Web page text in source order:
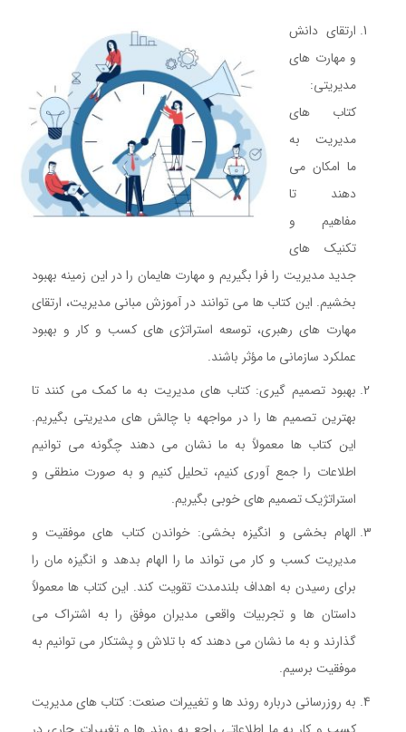
ارتقای دانش
و مهارت های
مدیریتی:
کتاب های
مدیریت به
ما امکان می
دهند تا
مفاهیم و
تکنیک های
جدید مدیریت را فرا بگیریم و مهارت هایمان را در این زمینه بهبود
بخشیم. این کتاب ها می توانند در آموزش مبانی مدیریت، ارتقای
مهارت های رهبری، توسعه استراتژی های کسب و کار و بهبود
عملکرد سازمانی ما مؤثر باشند.
بهبود تصمیم گیری: کتاب های مدیریت به ما کمک می کنند تا
بهترین تصمیم ها را در مواجهه با چالش های مدیریتی بگیریم.
این کتاب ها معمولاً به ما نشان می دهند چگونه می توانیم
اطلاعات را جمع آوری کنیم، تحلیل کنیم و به صورت منطقی و
استراتژیک تصمیم های خوبی بگیریم.
الهام بخشی و انگیزه بخشی: خواندن کتاب های موفقیت و
مدیریت کسب و کار می تواند ما را الهام بدهد و انگیزه مان را
برای رسیدن به اهداف بلندمدت تقویت کند. این کتاب ها معمولاً
داستان ها و تجربیات واقعی مدیران موفق را به اشتراک می
گذارند و به ما نشان می دهند که با تلاش و پشتکار می توانیم به
موفقیت برسیم.
به روزرسانی درباره روند ها و تغییرات صنعت: کتاب های مدیریت